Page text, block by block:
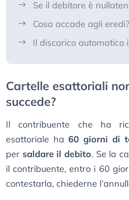
Se il debitore è
Cosa accade agli eredi?
Il discarico automatico
Cartelle esattoriali
succede?
Il contribuente che ha
esattoriale ha60 giorni di
per saldare il debito. Se la
il contribuente, entro i 60
contestarla, chiederne